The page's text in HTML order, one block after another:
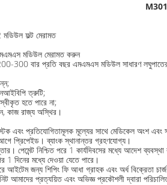
ফল্ট মেরামত
মডিউল মেরামত করুন
300 বার প্রতি বছর এমএমএস মডিউল সাধারণ লঘুপাতের
ত্রুটি;
হতে পারে না;
কাজ রাজ্য অস্থির।
এবং প্রতিযোগিতামূলক মূল্যের সাথে মেডিকেল অংশ এবং
প্রিপেইড। ব্যাংক স্থানান্তর গ্রহণযোগ্য।
পেমেন্ট নিশ্চিত পরে 1 কার্যদিবসের মধ্যে আদেশ
1 দিনের মধ্যে দেওয়া যেতে পারে।
আইটেম জন্য শিপিং ফি আধা গ্রাহক এবং অর্ধ বিক্রেতা
আমাদের প্রত্যয়িত এবং অভিজ্ঞ প্রকৌশলী দ্বারা